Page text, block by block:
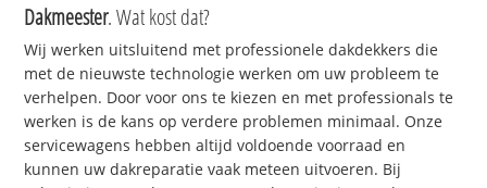
Dakmeester. Wat kost dat?
Wij werken uitsluitend met professionele dakdekkers die
met de nieuwste technologie werken om uw probleem te
verhelpen. Door voor ons te kiezen en met professionals te
werken is de kans op verdere problemen minimaal. Onze
servicewagens hebben altijd voldoende voorraad en
kunnen uw dakreparatie vaak meteen uitvoeren. Bij